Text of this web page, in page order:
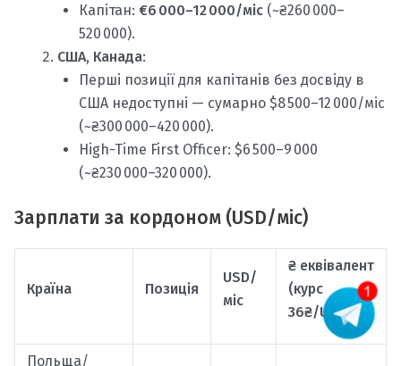
Капітан: €6 000–12 000/міс (~₴260 000–
520 000).
США, Канада:
Перші позиції для капітанів без досвіду в
США недоступні — сумарно $8 500–12 000/міс
(~₴300 000–420 000).
High-Time First Officer: $6 500–9 000
(~₴230 000–320 000).
Зарплати за кордоном (USD/міс)
Країна Позиція
USD/
міс
₴ еквівалент
(курс
36₴/USD)
Польща/